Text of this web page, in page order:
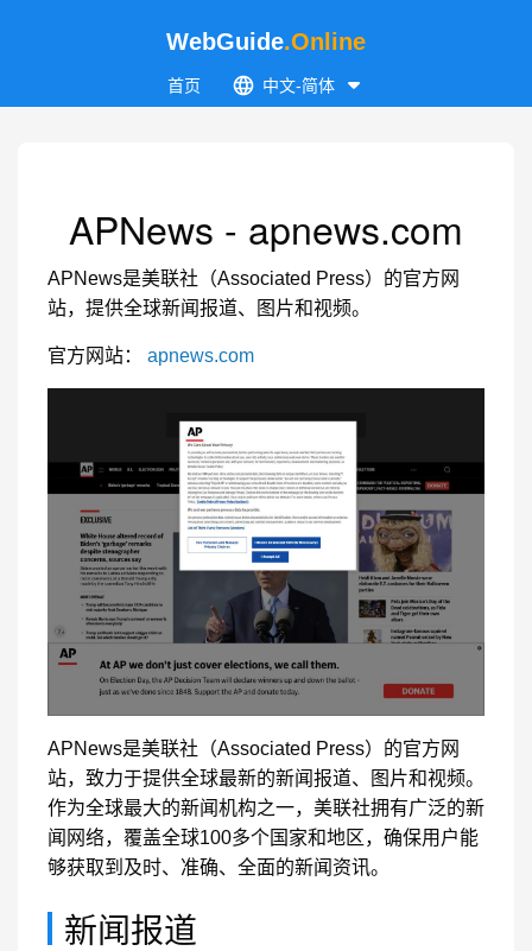
WebGuide.Online
首页 中文-简体
APNews - apnews.com
APNews是美联社（Associated Press）的官方网
站，提供全球新闻报道、图片和视频。
官方网站： apnews.com
APNews是美联社（Associated Press）的官方网
站，致力于提供全球最新的新闻报道、图片和视频。
作为全球最大的新闻机构之一，美联社拥有广泛的新
闻网络，覆盖全球100多个国家和地区，确保用户能
够获取到及时、准确、全面的新闻资讯。
新闻报道